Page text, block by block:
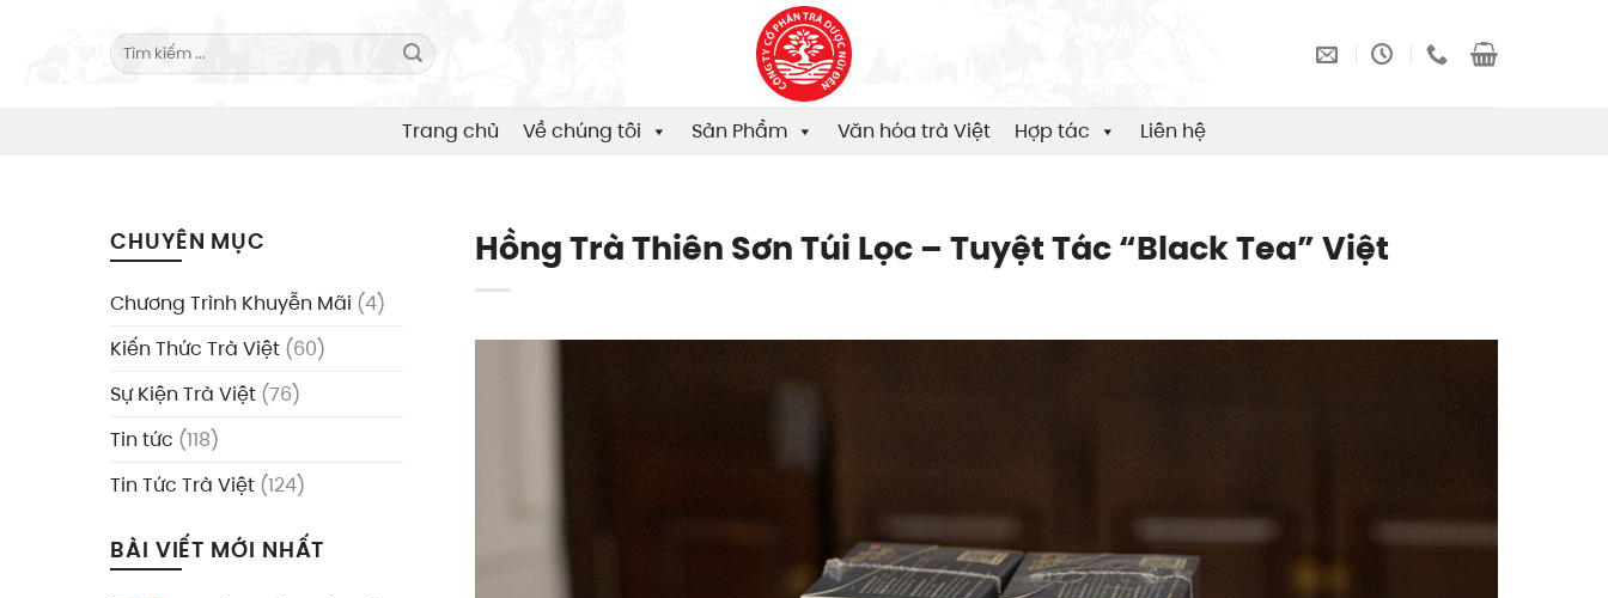
Search
for:
Trang chủ Về chúng tôi Sản Phẩm Văn hóa trà Việt Hợp tác Liên hệ
CHUYÊN MỤC
Chương Trình Khuyễn Mãi (4)
Kiến Thức Trà Việt (60)
Sự Kiện Trà Việt (76)
Tin tức (118)
Tin Tức Trà Việt (124)
BÀI VIẾT MỚI NHẤT
Hồng Trà Thiên Sơn Túi Lọc – Tuyệt Tác “Black Tea” Việt